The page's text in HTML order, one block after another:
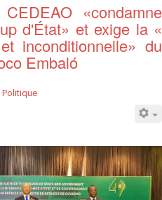
«condamne
d'État» et exige la «
inconditionnelle» du
Embaló
Politique